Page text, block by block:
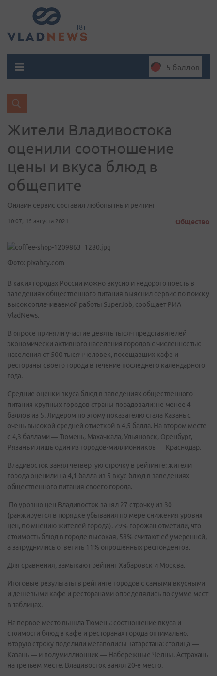
5 баллов
Жители Владивостока
оценили соотношение
цены и вкуса блюд в
общепите
Онлайн сервис составил любопытный рейтинг
10:07, 15 августа 2021 Общество
Фото: pixabay.com
В каких городах России можно вкусно и недорого поесть в
заведениях общественного питания выяснил сервис по поиску
высокооплачиваемой работы SuperJob, сообщает РИА
VladNews.
В опросе приняли участие девять тысяч представителей
экономически активного населения городов с численностью
населения от 500 тысяч человек, посещавших кафе и
рестораны своего города в течение последнего календарного
года.
Средние оценки вкуса блюд в заведениях общественного
питания крупных городов страны порадовали: не менее 4
баллов из 5. Лидером по этому показателю стала Казань с
очень высокой средней отметкой в 4,5 балла. На втором месте
с 4,3 баллами — Тюмень, Махачкала, Ульяновск, Оренбург,
Рязань и лишь один из городов-миллионников — Краснодар.
Владивосток занял четвертую строчку в рейтинге: жители
города оценили на 4,1 балла из 5 вкус блюд в заведениях
общественного питания своего города.
По уровню цен Владивосток занял 27 строчку из 30
(ранжируется в порядке убывания по мере снижения уровня
цен, по мнению жителей города). 29% горожан отметили, что
стоимость блюд в городе высокая, 58% считают её умеренной,
а затруднились ответить 11% опрошенных респондентов.
Для сравнения, замыкают рейтинг Хабаровск и Москва.
Итоговые результаты в рейтинге городов с самыми вкусными
и дешевыми кафе и ресторанами определялись по сумме мест
в таблицах.
На первое место вышла Тюмень: соотношение вкуса и
стоимости блюд в кафе и ресторанах города оптимально.
Вторую строку поделили мегаполисы Татарстана: столица —
Казань — и полумиллионник — Набережные Челны. Астрахань
на третьем месте. Владивосток занял 20-е место.